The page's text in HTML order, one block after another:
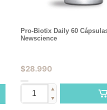
Pro-Biotix Daily 60
Newscience
$28.990
▲
▼